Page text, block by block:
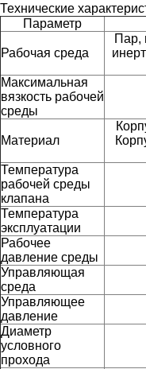
Технические
Параметр
Рабочая среда
Пар,
Максимальная
вязкость рабочей
среды
Материал
Температура
рабочей среды
клапана
Температура
эксплуатации
Рабочее
давление среды
Управляющая
среда
Управляющее
давление
Диаметр
условного
прохода